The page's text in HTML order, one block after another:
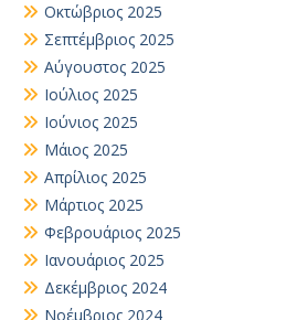
Οκτώβριος 2025
Σεπτέμβριος 2025
Αύγουστος 2025
Ιούλιος 2025
Ιούνιος 2025
Μάιος 2025
Απρίλιος 2025
Μάρτιος 2025
Φεβρουάριος 2025
Ιανουάριος 2025
Δεκέμβριος 2024
Νοέμβριος 2024